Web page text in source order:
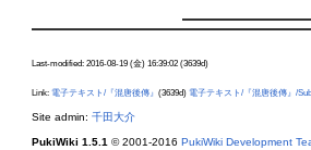
Last-modified: 2016-08-19 (金) 16:39:02 (3639d)
Link: 電子テキスト/『混唐後傳』 (3639d) 電子テキスト/『混唐後傳』/
Site admin: 千田大介
PukiWiki 1.5.1 © 2001-2016 PukiWiki Development